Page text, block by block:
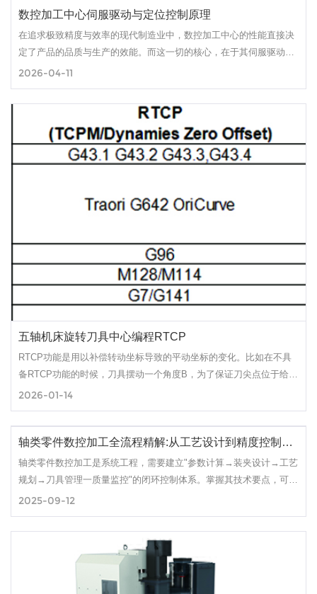
数控加工中心伺服驱动与定位控制原理
在追求极致精度与效率的现代制造业中，数控加工中心的性能直接决
定了产品的品质与生产的效能。而这一切的核心，在于其伺服驱动系
统与定位控制原理的精密协同。数控加工中心的伺服驱动与定位控制
造装备智能化与精密化的集中体现。
2026-04-11
五轴机床旋转刀具中心编程RTCP
RTCP功能是用以补偿转动坐标导致的平动坐标的变化。比如在不具
备RTCP功能的时候，刀具摆动一个角度B，为了保证刀尖点位于给定
的角度，摆刀中心的XYZ值需要进行补偿，这样得到的XYZ和刀尖点
动完成，在后置过程中不需要处理，G文件中的XYZ就是实际刀尖点
的位置。
2026-01-14
轴类零件数控加工全流程精解:从工艺设计到精度控制实战指南
轴类零件数控加工是系统工程，需要建立"参数计算→装夹设计→工艺
规划→刀具管理一质量监控"的闭环控制体系。掌握其技术要点，可将
加工效率提升30%以上，废品率控制在0.5%以内。
2025-09-12